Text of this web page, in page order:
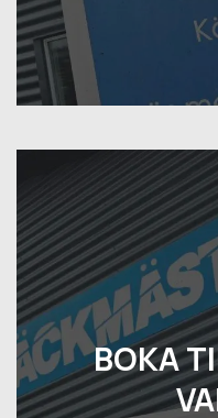
BOKA